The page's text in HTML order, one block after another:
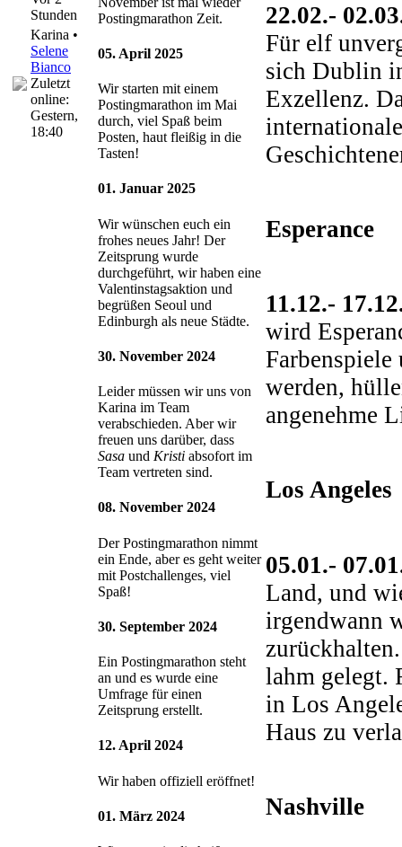
Stunden
Karina •
Selene
Bianco
Zuletzt
online:
Gestern,
18:40
Postingmarathon Zeit.
05. April 2025
Wir starten mit einem
Postingmarathon im Mai
durch, viel Spaß beim
Posten, haut fleißig in die
Tasten!
01. Januar 2025
Wir wünschen euch ein
frohes neues Jahr! Der
Zeitsprung wurde
durchgeführt, wir haben eine
Valentinstagsaktion und
begrüßen Seoul und
Edinburgh als neue Städte.
30. November 2024
Leider müssen wir uns von
Karina im Team
verabschieden. Aber wir
freuen uns darüber, dass
Sasa und Kristi absofort im
Team vertreten sind.
08. November 2024
Der Postingmarathon nimmt
ein Ende, aber es geht weiter
mit Postchallenges, viel
Spaß!
30. September 2024
Ein Postingmarathon steht
an und es wurde eine
Umfrage für einen
Zeitsprung erstellt.
12. April 2024
Wir haben offiziell eröffnet!
01. März 2024
22.02.-
Für elf
sich Dublin
Exzellenz.
Esperance
11.12.-
wird
Farbenspiele
werden,
angenehme
Los Angeles
05.01.-
Land, und
irgendwann
lahm gelegt.
in Los
Haus zu
Nashville